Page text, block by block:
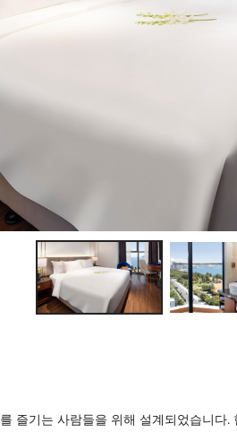
즐기는 사람들을 위해 설계되었습니다